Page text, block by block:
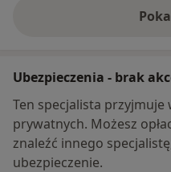
Ubezpieczenia - brak
Ten specjalista przyjmuje
prywatnych. Możesz
znaleźć innego
ubezpieczenie.